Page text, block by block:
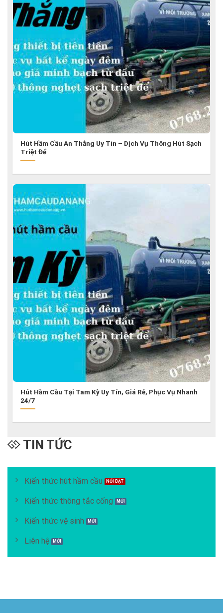
Hút Hầm Cầu An Thắng Uy Tín – Dịch Vụ Thông Hút Sạch
Triệt Để
Hút Hầm Cầu Tại Tam Kỳ Uy Tín, Giá Rẻ, Phục Vụ Nhanh
24/7
TIN TỨC
Kiến thức hút hầm cầu
Kiến thức thông tắc cống
Kiến thức vệ sinh
Liên hệ